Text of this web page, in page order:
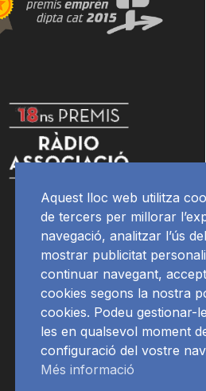
Aquest lloc web utilitza
de tercers per millorar
navegació, analitzar l’ús
mostrar publicitat
continuar navegant,
cookies segons la nostra
cookies. Podeu gestionar-
les en qualsevol moment
configuració del vostre
Més informació